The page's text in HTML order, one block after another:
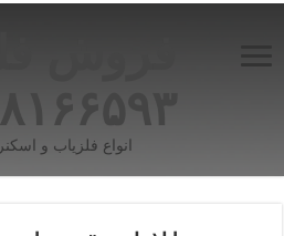
انواع فلزیاب و